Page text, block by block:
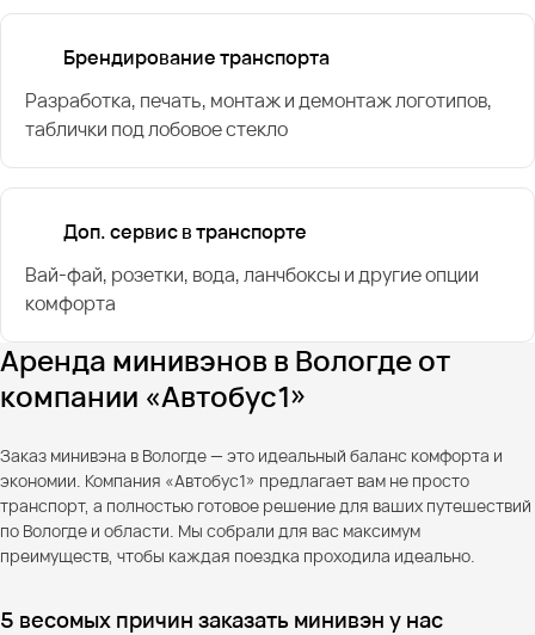
Брендирование транспорта
Разработка, печать, монтаж и демонтаж логотипов,
таблички под лобовое стекло
Доп. сервис в транспорте
Вай-фай, розетки, вода, ланчбоксы и другие опции
комфорта
Аренда минивэнов в Вологде от
компании «Автобус1»
Заказ минивэна в Вологде — это идеальный баланс комфорта и
экономии. Компания «Автобус1» предлагает вам не просто
транспорт, а полностью готовое решение для ваших путешествий
по Вологде и области. Мы собрали для вас максимум
преимуществ, чтобы каждая поездка проходила идеально.
5 весомых причин заказать минивэн у нас